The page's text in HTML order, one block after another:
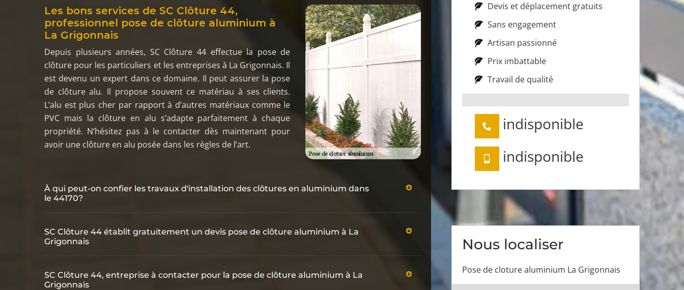
Les bons services de SC Clôture 44,
professionnel pose de clôture aluminium à
La Grigonnais
Depuis plusieurs années, SC Clôture 44 effectue la pose de
clôture pour les particuliers et les entreprises à La Grigonnais. Il
est devenu un expert dans ce domaine. Il peut assurer la pose
de clôture alu. Il propose souvent ce matériau à ses clients.
L’alu est plus cher par rapport à d’autres matériaux comme le
PVC mais la clôture en alu s’adapte parfaitement à chaque
propriété. N’hésitez pas à le contacter dès maintenant pour
avoir une clôture en alu posée dans les règles de l’art.
À qui peut-on confier les travaux d'installation des clôtures en aluminium dans
le 44170?
SC Clôture 44 établit gratuitement un devis pose de clôture aluminium à La
Grigonnais
SC Clôture 44, entreprise à contacter pour la pose de clôture aluminium à La
Grigonnais
Devis et déplacement gratuits
Sans engagement
Artisan passionné
Prix imbattable
Travail de qualité
indisponible
indisponible
Nous localiser
Pose de cloture aluminium La Grigonnais